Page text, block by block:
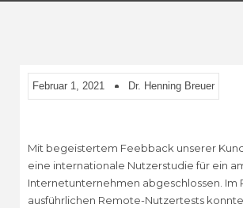
Februar 1, 2021 Dr. Henning Breuer
Mit begeistertem Feebback unserer
eine internationale Nutzerstudie für ein
Internetunternehmen abgeschlossen. Im
ausführlichen Remote-Nutzertests